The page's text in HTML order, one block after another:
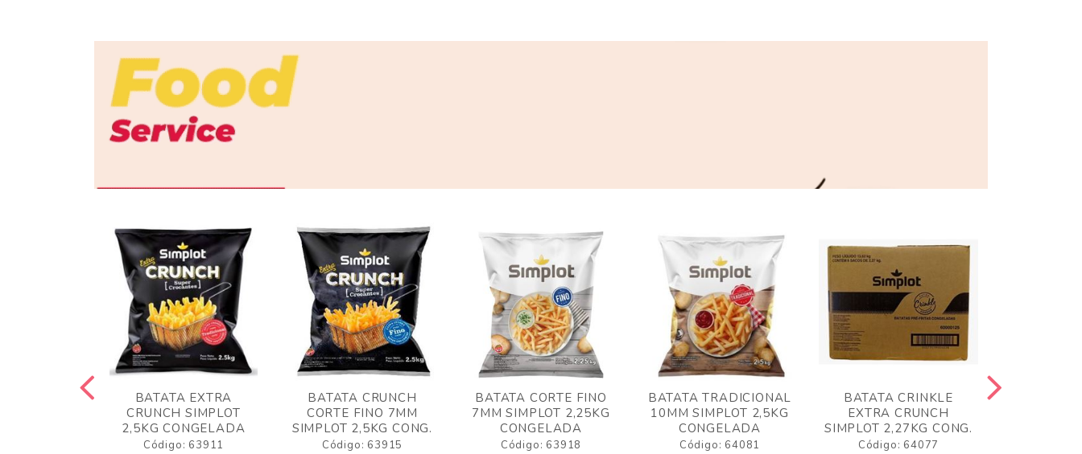
BATATA EXTRA
CRUNCH SIMPLOT
2,5KG CONGELADA
Código: 63911
BATATA CRUNCH
CORTE FINO 7MM
SIMPLOT 2,5KG CONG.
Código: 63915
BATATA CORTE FINO
7MM SIMPLOT 2,25KG
CONGELADA
Código: 63918
BATATA TRADICIONAL
10MM SIMPLOT 2,5KG
CONGELADA
Código: 64081
BATATA CRINKLE
EXTRA CRUNCH
SIMPLOT 2,27KG CONG.
Código: 64077